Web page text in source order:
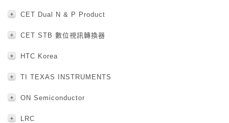
CET Dual N & P Product
CET STB 數位視訊轉換器
HTC Korea
TI TEXAS INSTRUMENTS
ON Semiconductor
LRC